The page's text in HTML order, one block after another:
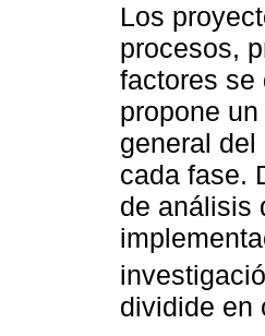
Los
procesos,
factores se
propone
general
cada fase.
de análisis
dividide en